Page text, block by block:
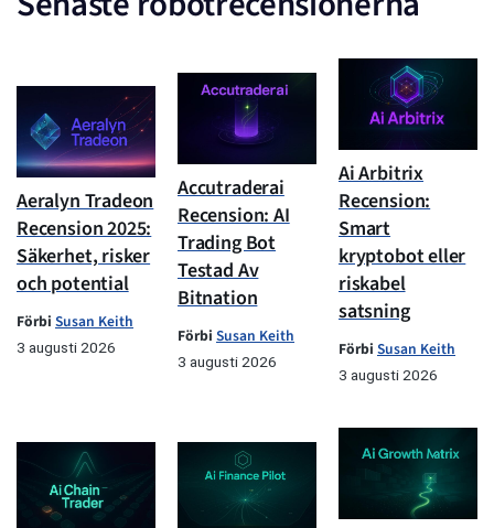
Aeralyn Tradeon
Recension 2025:
Säkerhet, risker
och potential
Förbi Susan Keith
3 augusti 2026
Accutraderai
Recension: AI
Trading Bot
Testad Av
Bitnation
Förbi Susan Keith
3 augusti 2026
Ai Arbitrix
Recension:
Smart
kryptobot eller
riskabel
satsning
Förbi Susan Keith
3 augusti 2026